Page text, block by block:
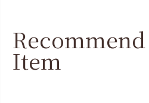
Recommend
Item